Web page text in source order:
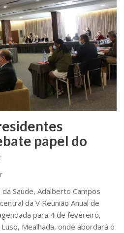
papel do
Saúde, Adalberto Campos
da V Reunião Anual de
para 4 de fevereiro,
Mealhada, onde abordará o